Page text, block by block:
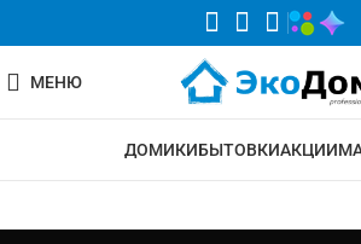
МЕНЮ
ДОМИКИБЫТОВКИАКЦИИ